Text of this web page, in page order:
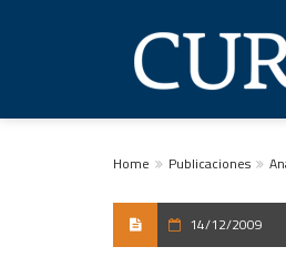
Home Publicaciones
14/12/2009